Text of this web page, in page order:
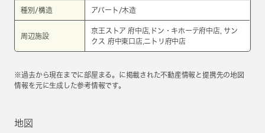
種別/構造 アパート/木造
周辺施設
京王ストア 府中店,ドン・キホーテ府中店, サン
クス 府中東口店,ニトリ府中店
※過去から現在までに部屋まる。に掲載された不動産情報と提携先の地図
情報を元に生成した参考情報です。
地図